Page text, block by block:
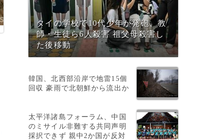
タイの学校で10代少年が発砲、教
師・生徒ら6人殺害 祖父母殺害し
た後移動
韓国、北西部沿岸で地雷15個
回収 豪雨で北朝鮮から流出か
太平洋諸島フォーラム、中国
のミサイル非難する共同声明
採択できず 親中2か国が反対